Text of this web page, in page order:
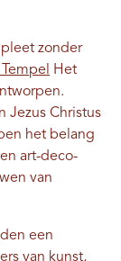
zonder
Het
Jezus Christus
het belang
art-deco-
van
een
van kunst,